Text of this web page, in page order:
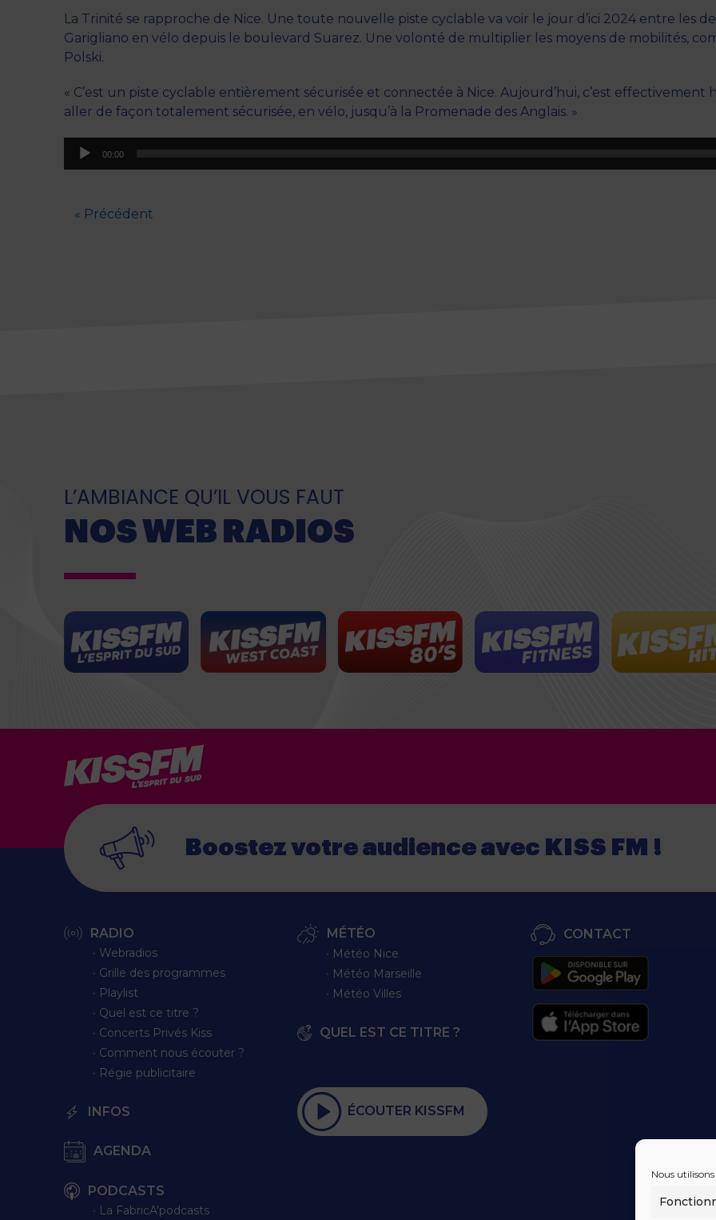
Nous
La Trinité se rapproche de Nice. Une toute nouvelle piste cyclable va voir le jour d’ici 2024 entre les
Garigliano en vélo depuis le boulevard Suarez. Une volonté de multiplier les moyens de mobilités,
Polski.
« C’est un piste cyclable entièrement sécurisée et connectée à Nice. Aujourd’hui, c’est
aller de façon totalement sécurisée, en vélo, jusqu’à la Promenade des Anglais. »
Lecteur
00:00
« Précédent
L’AMBIANCE QU’IL VOUS FAUT
NOS WEB RADIOS
Boostez votre audience avec KISS FM !
RADIO
∙ Webradios
∙ Grille des programmes
∙ Playlist
∙ Quel est ce titre ?
∙ Concerts Privés Kiss
∙ Comment nous écouter ?
∙ Régie publicitaire
INFOS
AGENDA
PODCASTS
∙ La FabricA'podcasts
MÉTÉO
∙ Météo Nice
∙ Météo Marseille
∙ Météo Villes
QUEL EST CE TITRE ?
ÉCOUTER KISSFM
CONTACT